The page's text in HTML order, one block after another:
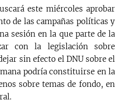
este miércoles aprobar
de las campañas políticas y
sesión en la que parte de la
con la legislación sobre
sin efecto el DNU sobre el
podría constituirse en la
sobre temas de fondo, en